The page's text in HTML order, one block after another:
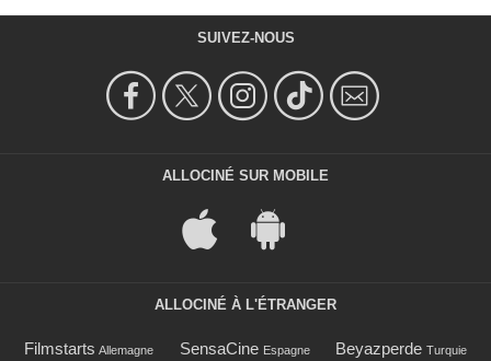
SUIVEZ-NOUS
ALLOCINÉ SUR MOBILE
ALLOCINÉ À L'ÉTRANGER
Filmstarts Allemagne SensaCine Espagne Beyazperde Turquie